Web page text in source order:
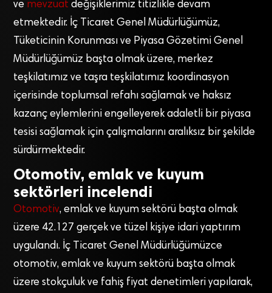
ve mevzuat değişiklerimiz titizlikle devam
etmektedir. İç Ticaret Genel Müdürlüğümüz,
Tüketicinin Korunması ve Piyasa Gözetimi Genel
Müdürlüğümüz başta olmak üzere, merkez
teşkilatımız ve taşra teşkilatımız koordinasyon
içerisinde toplumsal refahı sağlamak ve haksız
kazanç eylemlerini engelleyerek adaletli bir piyasa
tesisi sağlamak için çalışmalarını aralıksız bir şekilde
sürdürmektedir.
Otomotiv, emlak ve kuyum
sektörleri incelendi
Otomotiv, emlak ve kuyum sektörü başta olmak
üzere 42.127 gerçek ve tüzel kişiye idari yaptırım
uygulandı. İç Ticaret Genel Müdürlüğümüzce
otomotiv, emlak ve kuyum sektörü başta olmak
üzere stokçuluk ve fahiş fiyat denetimleri yapılarak,